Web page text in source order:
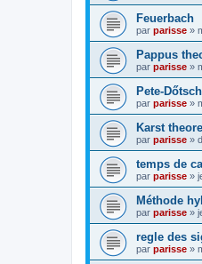
Feuerbach
par parisse »
Pappus
par parisse »
Pete-
par parisse »
Karst
par parisse »
temps de
par parisse »
Méthode
par parisse »
regle des
par parisse »